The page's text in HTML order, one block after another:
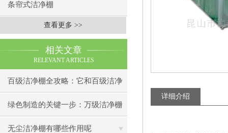
条帘式洁净棚
查看更多 >>
相关文章
RELEVANT ARTICLES
百级洁净棚全攻略：它和百级洁净
室到底有什么区别？
绿色制造的关键一步：万级洁净棚
助力环保型半导体产业发展
无尘洁净棚有哪些作用呢
详细介绍